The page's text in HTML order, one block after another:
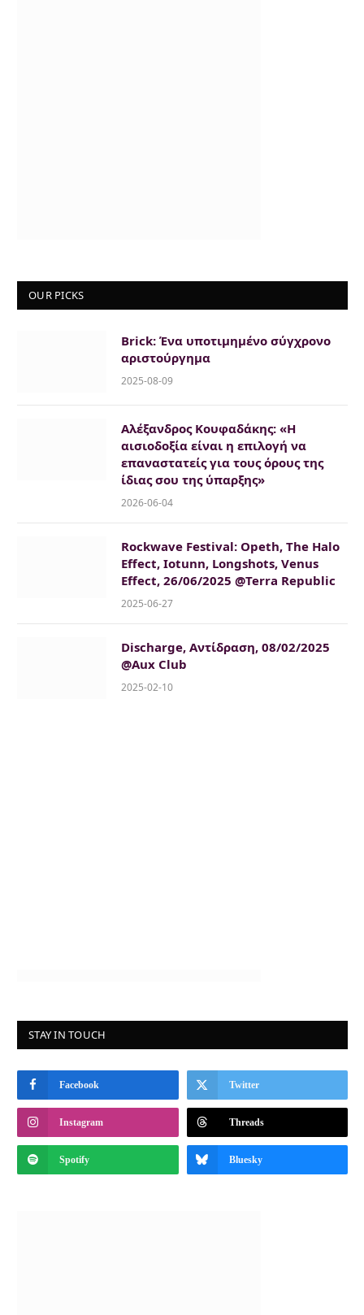
OUR PICKS
Brick: Ένα υποτιμημένο σύγχρονο
αριστούργημα
2025-08-09
Αλέξανδρος Κουφαδάκης: «Η
αισιοδοξία είναι η επιλογή να
επαναστατείς για τους όρους της
ίδιας σου της ύπαρξης»
2026-06-04
Rockwave Festival: Opeth, The Halo
Effect, Iotunn, Longshots, Venus
Effect, 26/06/2025 @Terra Republic
2025-06-27
Discharge, Αντίδραση, 08/02/2025
@Aux Club
2025-02-10
STAY IN TOUCH
Facebook Twitter
Instagram Threads
Spotify Bluesky